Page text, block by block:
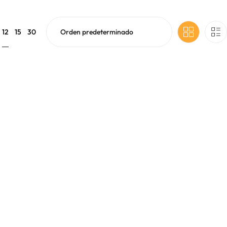
12 15 30
página de producto
$U 45.476,00